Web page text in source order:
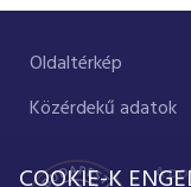
Oldaltérkép
Közérdekű adatok
A